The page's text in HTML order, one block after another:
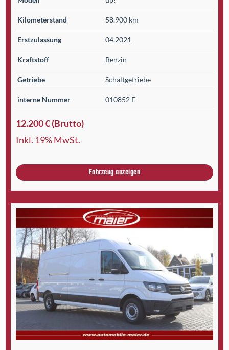
Kilometer­stand 58.900 km
Erst­zulassung 04.2021
Kraftstoff Benzin
Getriebe Schaltgetriebe
interne Nummer 010852 E
12.200 € (Brutto)
Inkl. 19% MwSt.
Fahrzeug anzeigen